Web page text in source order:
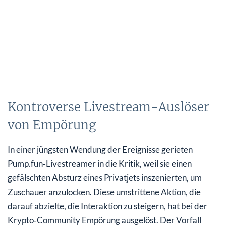
Kontroverse Livestream-Auslöser
von Empörung
In einer jüngsten Wendung der Ereignisse gerieten
Pump.fun‑Livestreamer in die Kritik, weil sie einen
gefälschten Absturz eines Privatjets inszenierten, um
Zuschauer anzulocken. Diese umstrittene Aktion, die
darauf abzielte, die Interaktion zu steigern, hat bei der
Krypto‑Community Empörung ausgelöst. Der Vorfall